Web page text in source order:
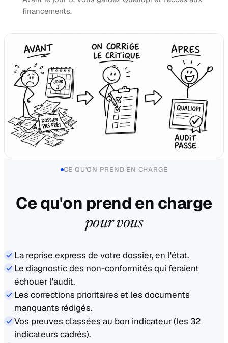
financements.
CE QU'ON PREND EN CHARGE
Ce qu'on prend en charge
pour vous
La reprise express de votre dossier, en l'état.
Le diagnostic des non-conformités qui feraient
échouer l'audit.
Les corrections prioritaires et les documents
manquants rédigés.
Vos preuves classées au bon indicateur (les 32
indicateurs cadrés).